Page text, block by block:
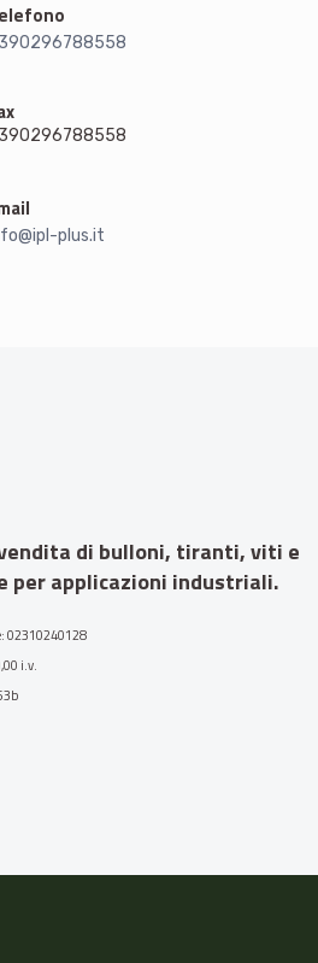
plus.it
di bulloni, tiranti, viti e
applicazioni industriali.
02310240128
i.v.